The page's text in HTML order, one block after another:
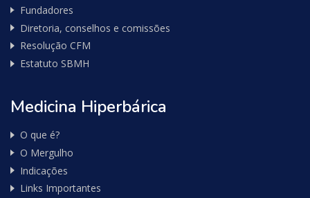
Fundadores
Diretoria, conselhos e comissões
Resolução CFM
Estatuto SBMH
Medicina Hiperbárica
O que é?
O Mergulho
Indicações
Links Importantes